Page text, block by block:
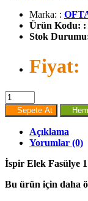
Marka: :
Ürün Kodu: :
Stok
Fiyat:
Sepete At
Açıklama
Yorumlar (0)
İspir Elek Fasülye
Bu ürün için daha